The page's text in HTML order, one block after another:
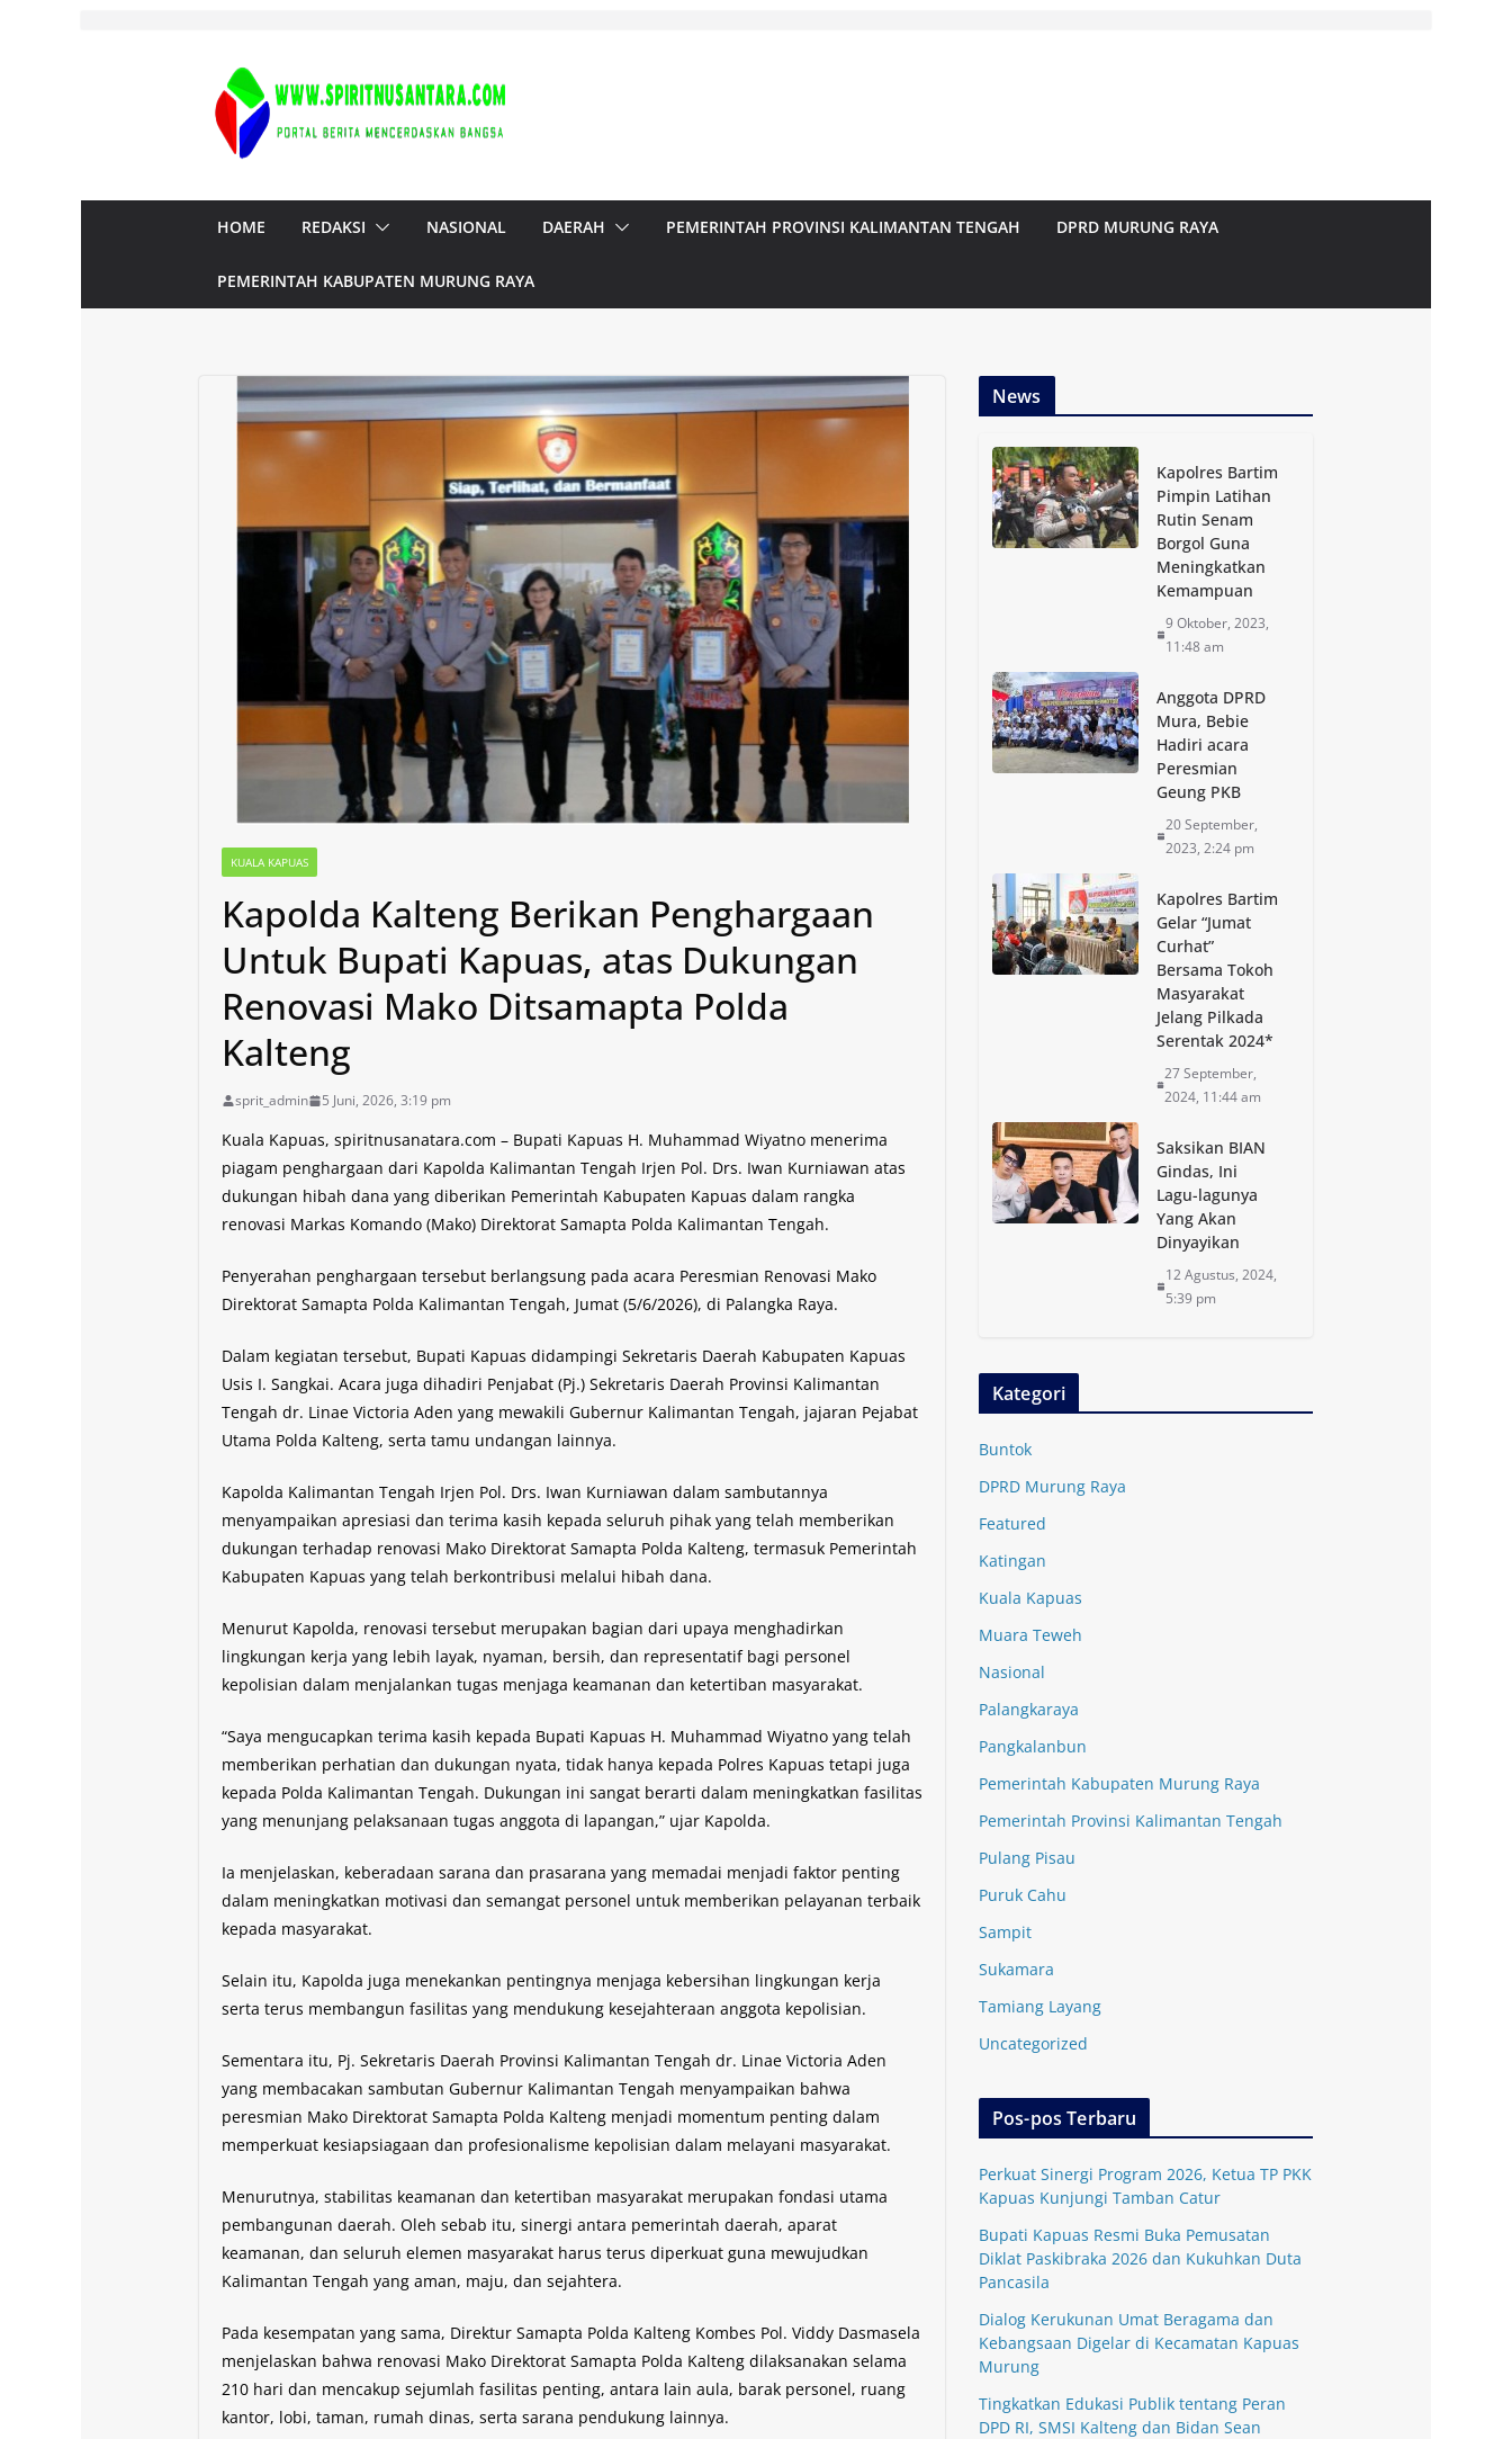
HOME REDAKSI NASIONAL DAERAH PEMERINTAH PROVINSI KALIMANTAN TENGAH DPRD MURUNG RAYA
PEMERINTAH KABUPATEN MURUNG RAYA
KUALA KAPUAS
Kapolda Kalteng Berikan Penghargaan
Untuk Bupati Kapuas, atas Dukungan
Renovasi Mako Ditsamapta Polda
Kalteng
sprit_admin 5 Juni, 2026, 3:19 pm
Kuala Kapuas, spiritnusanatara.com – Bupati Kapuas H. Muhammad Wiyatno menerima
piagam penghargaan dari Kapolda Kalimantan Tengah Irjen Pol. Drs. Iwan Kurniawan atas
dukungan hibah dana yang diberikan Pemerintah Kabupaten Kapuas dalam rangka
renovasi Markas Komando (Mako) Direktorat Samapta Polda Kalimantan Tengah.
Penyerahan penghargaan tersebut berlangsung pada acara Peresmian Renovasi Mako
Direktorat Samapta Polda Kalimantan Tengah, Jumat (5/6/2026), di Palangka Raya.
Dalam kegiatan tersebut, Bupati Kapuas didampingi Sekretaris Daerah Kabupaten Kapuas
Usis I. Sangkai. Acara juga dihadiri Penjabat (Pj.) Sekretaris Daerah Provinsi Kalimantan
Tengah dr. Linae Victoria Aden yang mewakili Gubernur Kalimantan Tengah, jajaran Pejabat
Utama Polda Kalteng, serta tamu undangan lainnya.
Kapolda Kalimantan Tengah Irjen Pol. Drs. Iwan Kurniawan dalam sambutannya
menyampaikan apresiasi dan terima kasih kepada seluruh pihak yang telah memberikan
dukungan terhadap renovasi Mako Direktorat Samapta Polda Kalteng, termasuk Pemerintah
Kabupaten Kapuas yang telah berkontribusi melalui hibah dana.
Menurut Kapolda, renovasi tersebut merupakan bagian dari upaya menghadirkan
lingkungan kerja yang lebih layak, nyaman, bersih, dan representatif bagi personel
kepolisian dalam menjalankan tugas menjaga keamanan dan ketertiban masyarakat.
“Saya mengucapkan terima kasih kepada Bupati Kapuas H. Muhammad Wiyatno yang telah
memberikan perhatian dan dukungan nyata, tidak hanya kepada Polres Kapuas tetapi juga
kepada Polda Kalimantan Tengah. Dukungan ini sangat berarti dalam meningkatkan fasilitas
yang menunjang pelaksanaan tugas anggota di lapangan,” ujar Kapolda.
Ia menjelaskan, keberadaan sarana dan prasarana yang memadai menjadi faktor penting
dalam meningkatkan motivasi dan semangat personel untuk memberikan pelayanan terbaik
kepada masyarakat.
Selain itu, Kapolda juga menekankan pentingnya menjaga kebersihan lingkungan kerja
serta terus membangun fasilitas yang mendukung kesejahteraan anggota kepolisian.
Sementara itu, Pj. Sekretaris Daerah Provinsi Kalimantan Tengah dr. Linae Victoria Aden
yang membacakan sambutan Gubernur Kalimantan Tengah menyampaikan bahwa
peresmian Mako Direktorat Samapta Polda Kalteng menjadi momentum penting dalam
memperkuat kesiapsiagaan dan profesionalisme kepolisian dalam melayani masyarakat.
Menurutnya, stabilitas keamanan dan ketertiban masyarakat merupakan fondasi utama
pembangunan daerah. Oleh sebab itu, sinergi antara pemerintah daerah, aparat
keamanan, dan seluruh elemen masyarakat harus terus diperkuat guna mewujudkan
Kalimantan Tengah yang aman, maju, dan sejahtera.
Pada kesempatan yang sama, Direktur Samapta Polda Kalteng Kombes Pol. Viddy Dasmasela
menjelaskan bahwa renovasi Mako Direktorat Samapta Polda Kalteng dilaksanakan selama
210 hari dan mencakup sejumlah fasilitas penting, antara lain aula, barak personel, ruang
kantor, lobi, taman, rumah dinas, serta sarana pendukung lainnya.
News
Kapolres Bartim
Pimpin Latihan
Rutin Senam
Borgol Guna
Meningkatkan
Kemampuan
9 Oktober, 2023,
11:48 am
Anggota DPRD
Mura, Bebie
Hadiri acara
Peresmian
Geung PKB
20 September,
2023, 2:24 pm
Kapolres Bartim
Gelar “Jumat
Curhat”
Bersama Tokoh
Masyarakat
Jelang Pilkada
Serentak 2024*
27 September,
2024, 11:44 am
Saksikan BIAN
Gindas, Ini
Lagu-lagunya
Yang Akan
Dinyayikan
12 Agustus, 2024,
5:39 pm
Kategori
Buntok
DPRD Murung Raya
Featured
Katingan
Kuala Kapuas
Muara Teweh
Nasional
Palangkaraya
Pangkalanbun
Pemerintah Kabupaten Murung Raya
Pemerintah Provinsi Kalimantan Tengah
Pulang Pisau
Puruk Cahu
Sampit
Sukamara
Tamiang Layang
Uncategorized
Pos-pos Terbaru
Perkuat Sinergi Program 2026, Ketua TP PKK
Kapuas Kunjungi Tamban Catur
Bupati Kapuas Resmi Buka Pemusatan
Diklat Paskibraka 2026 dan Kukuhkan Duta
Pancasila
Dialog Kerukunan Umat Beragama dan
Kebangsaan Digelar di Kecamatan Kapuas
Murung
Tingkatkan Edukasi Publik tentang Peran
DPD RI, SMSI Kalteng dan Bidan Sean